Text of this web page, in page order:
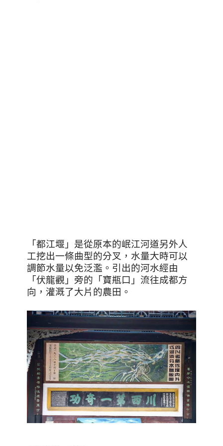
「都江堰」是從原本的岷江河道另外人
工挖出一條曲型的分叉，水量大時可以
調節水量以免泛濫。引出的河水經由
「伏龍觀」旁的「寶瓶口」流往成都方
向，灌溉了大片的農田。